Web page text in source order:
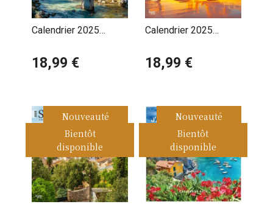
Calendrier 2025
Bavière
18,99 €
Calendrier 2025
Rêve
18,99 €
Nouveauté
Bientôt
disponible
Nouveauté
Bientôt
disponible